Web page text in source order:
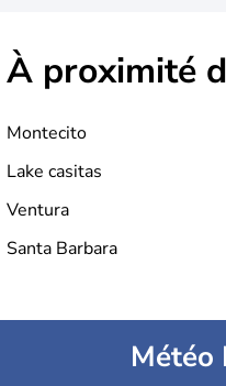
À proximité
Montecito
Lake casitas
Ventura
Santa Barbara
Météo